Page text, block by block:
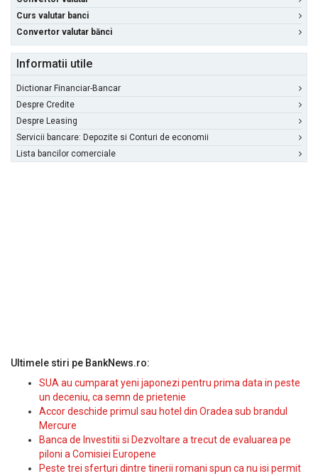
Curs valutar banci
Convertor valutar bănci
Informatii utile
Dictionar Financiar-Bancar
Despre Credite
Despre Leasing
Servicii bancare: Depozite si Conturi de economii
Lista bancilor comerciale
Ultimele stiri pe BankNews.ro:
SUA au cumparat yeni japonezi pentru prima data in peste
un deceniu, ca semn de prietenie
Accor deschide primul sau hotel din Oradea sub brandul
Mercure
Banca de Investitii si Dezvoltare a trecut de evaluarea pe
piloni a Comisiei Europene
Peste trei sferturi dintre tinerii romani spun ca nu isi permit